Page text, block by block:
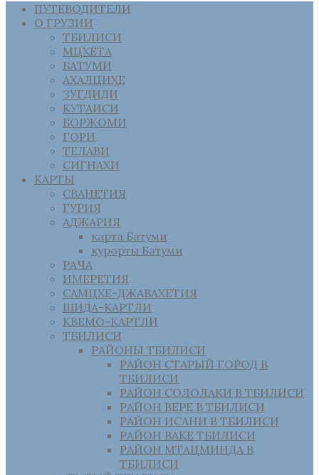
ПУТЕВОДИТЕЛИ
О ГРУЗИИ
ТБИЛИСИ
МЦХЕТА
БАТУМИ
АХАЛЦИХЕ
ЗУГДИДИ
КУТАИСИ
БОРЖОМИ
ГОРИ
ТЕЛАВИ
СИГНАХИ
КАРТЫ
СВАНЕТИЯ
ГУРИЯ
АДЖАРИЯ
карта Батуми
курорты Батуми
РАЧА
ИМЕРЕТИЯ
САМЦХЕ-ДЖАВАХЕТИЯ
ШИДА-КАРТЛИ
КВЕМО-КАРТЛИ
ТБИЛИСИ
РАЙОНЫ ТБИЛИСИ
РАЙОН СТАРЫЙ ГОРОД В
ТБИЛИСИ
РАЙОН СОЛОЛАКИ В ТБИЛИСИ
РАЙОН ВЕРЕ В ТБИЛИСИ
РАЙОН ИСАНИ В ТБИЛИСИ
РАЙОН ВАКЕ ТБИЛИСИ
РАЙОН МТАЦМИНДА В
ТБИЛИСИ